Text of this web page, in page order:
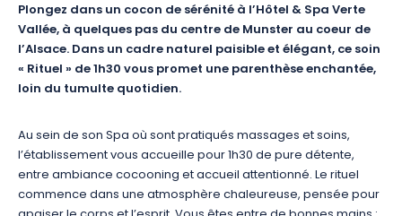
Plongez dans un cocon de sérénité à l’Hôtel & Spa Verte
Vallée, à quelques pas du centre de Munster au coeur de
l’Alsace. Dans un cadre naturel paisible et élégant, ce soin
« Rituel » de 1h30 vous promet une parenthèse enchantée,
loin du tumulte quotidien.
Au sein de son Spa où sont pratiqués massages et soins,
l’établissement vous accueille pour 1h30 de pure détente,
entre ambiance cocooning et accueil attentionné. Le rituel
commence dans une atmosphère chaleureuse, pensée pour